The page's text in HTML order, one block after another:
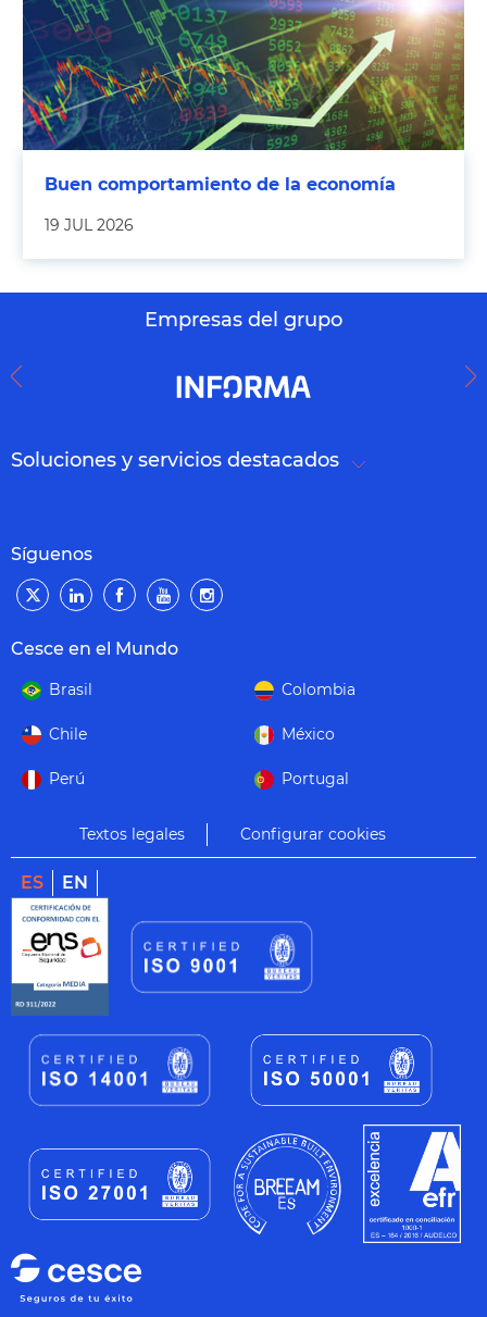
Buen comportamiento de la economía
19 JUL 2026
Empresas del grupo
Soluciones y servicios destacados
Síguenos
Cesce en el Mundo
Brasil Colombia
Chile México
Perú Portugal
Textos legales Configurar cookies
ES EN